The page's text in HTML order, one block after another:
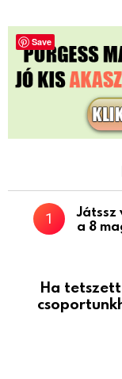
Játssz
a 8
Ha
Save